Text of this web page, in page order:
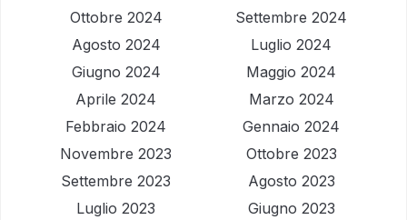
Ottobre 2024
Settembre 2024
Agosto 2024
Luglio 2024
Giugno 2024
Maggio 2024
Aprile 2024
Marzo 2024
Febbraio 2024
Gennaio 2024
Novembre 2023
Ottobre 2023
Settembre 2023
Agosto 2023
Luglio 2023
Giugno 2023